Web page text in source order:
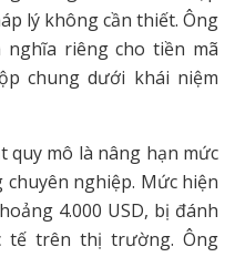
lý không cần thiết. Ông
riêng cho tiền mã
chung dưới khái niệm
quy mô là nâng hạn mức
nghiệp. Mức hiện
4.000 USD, bị đánh
tế trên thị trường. Ông